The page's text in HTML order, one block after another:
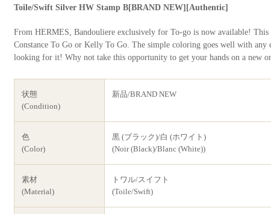
Toile/Swift Silver HW Stamp B[BRAND NEW][Authentic]
From HERMES, Bandouliere exclusively for To-go is now available! This
Constance To Go or Kelly To Go. The simple coloring goes well with any
looking for it! Why not take this opportunity to get your hands on a new
状態
(Condition)
新品/BRAND NEW
色
(Color)
黒 (ブラック)/白 (ホワイト)
(Noir (Black)/Blanc (White))
素材
(Material)
トワル/スイフト
(Toile/Swift)